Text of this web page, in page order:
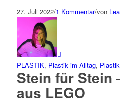
27. Juli 2022/1 Kommentar/von
PLASTIK, Plastik im Alltag,
Stein für Stein
aus LEGO